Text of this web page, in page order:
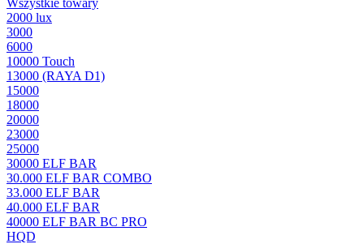
Wszystkie towary
2000 lux
3000
6000
10000 Touch
13000 (RAYA D1)
15000
18000
20000
23000
25000
30000 ELF BAR
30.000 ELF BAR COMBO
33.000 ELF BAR
40.000 ELF BAR
40000 ELF BAR BC PRO
HQD